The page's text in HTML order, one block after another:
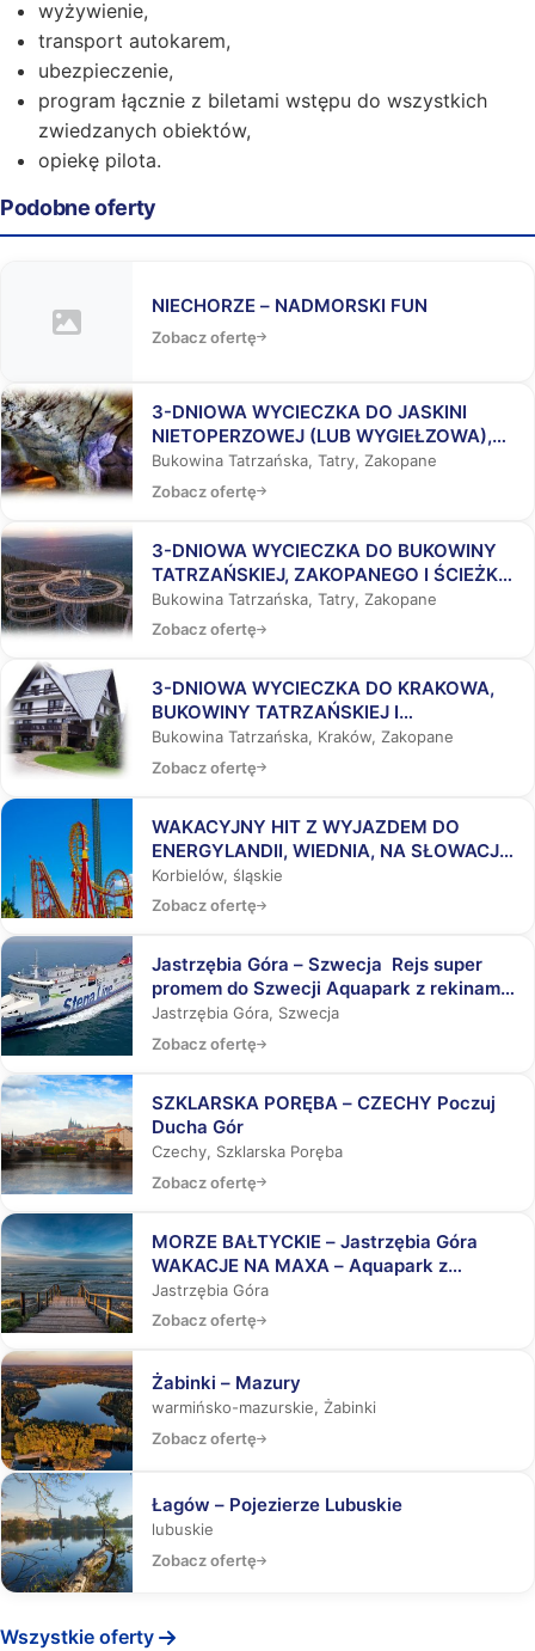
wyżywienie,
transport autokarem,
ubezpieczenie,
program łącznie z biletami wstępu do wszystkich
zwiedzanych obiektów,
opiekę pilota.
Podobne oferty
NIECHORZE – NADMORSKI FUN
Zobacz ofertę
3-DNIOWA WYCIECZKA DO JASKINI
NIETOPERZOWEJ (LUB WYGIEŁZOWA),
BUKOWINY TATRZAŃSKIEJ I
ZAKOPANEGO
Bukowina Tatrzańska, Tatry, Zakopane
Zobacz ofertę
3-DNIOWA WYCIECZKA DO BUKOWINY
TATRZAŃSKIEJ, ZAKOPANEGO I ŚCIEŻKĄ
WŚRÓD KORON DRZEW
Bukowina Tatrzańska, Tatry, Zakopane
Zobacz ofertę
3-DNIOWA WYCIECZKA DO KRAKOWA,
BUKOWINY TATRZAŃSKIEJ I
ZAKOPANEGO
Bukowina Tatrzańska, Kraków, Zakopane
Zobacz ofertę
WAKACYJNY HIT Z WYJAZDEM DO
ENERGYLANDII, WIEDNIA, NA SŁOWACJĘ,
DO AQUAPARKÓW
Korbielów, śląskie
Zobacz ofertę
Jastrzębia Góra – Szwecja Rejs super
promem do Szwecji Aquapark z rekinami,
Laser Tag, Misja Specjalna
Jastrzębia Góra, Szwecja
Zobacz ofertę
SZKLARSKA PORĘBA – CZECHY Poczuj
Ducha Gór
Czechy, Szklarska Poręba
Zobacz ofertę
MORZE BAŁTYCKIE – Jastrzębia Góra
WAKACJE NA MAXA – Aquapark z
rekinami, Laser Tag, Misja Specjalna
Jastrzębia Góra
Zobacz ofertę
Żabinki – Mazury
warmińsko-mazurskie, Żabinki
Zobacz ofertę
Łagów – Pojezierze Lubuskie
lubuskie
Zobacz ofertę
Wszystkie oferty